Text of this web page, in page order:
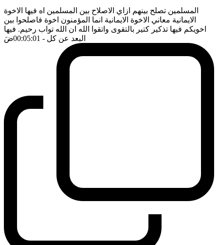
المسلمين تصلح بينهم ازاي الاصلاح بين المسلمين اه فيها الاخوة
الايمانية معاني الاخوة الايمانية انما المؤمنون اخوة فاصلحوا بين
اخويكم فيها تذكير كتير بالتقوى واتقوا الله ان الله تواب رحيم. فيها
البعد عن كل - 00:05:01 ضَ